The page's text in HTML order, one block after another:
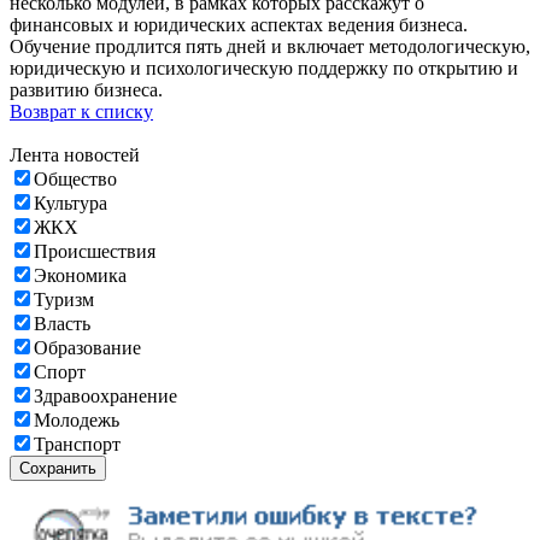
финансовых и юридических аспектах ведения бизнеса.
Обучение продлится пять дней и включает методологическую,
юридическую и психологическую поддержку по открытию и
развитию бизнеса.
Возврат к списку
Лента новостей
Общество
Культура
ЖКХ
Происшествия
Экономика
Туризм
Власть
Образование
Спорт
Здравоохранение
Молодежь
Транспорт
Сохранить